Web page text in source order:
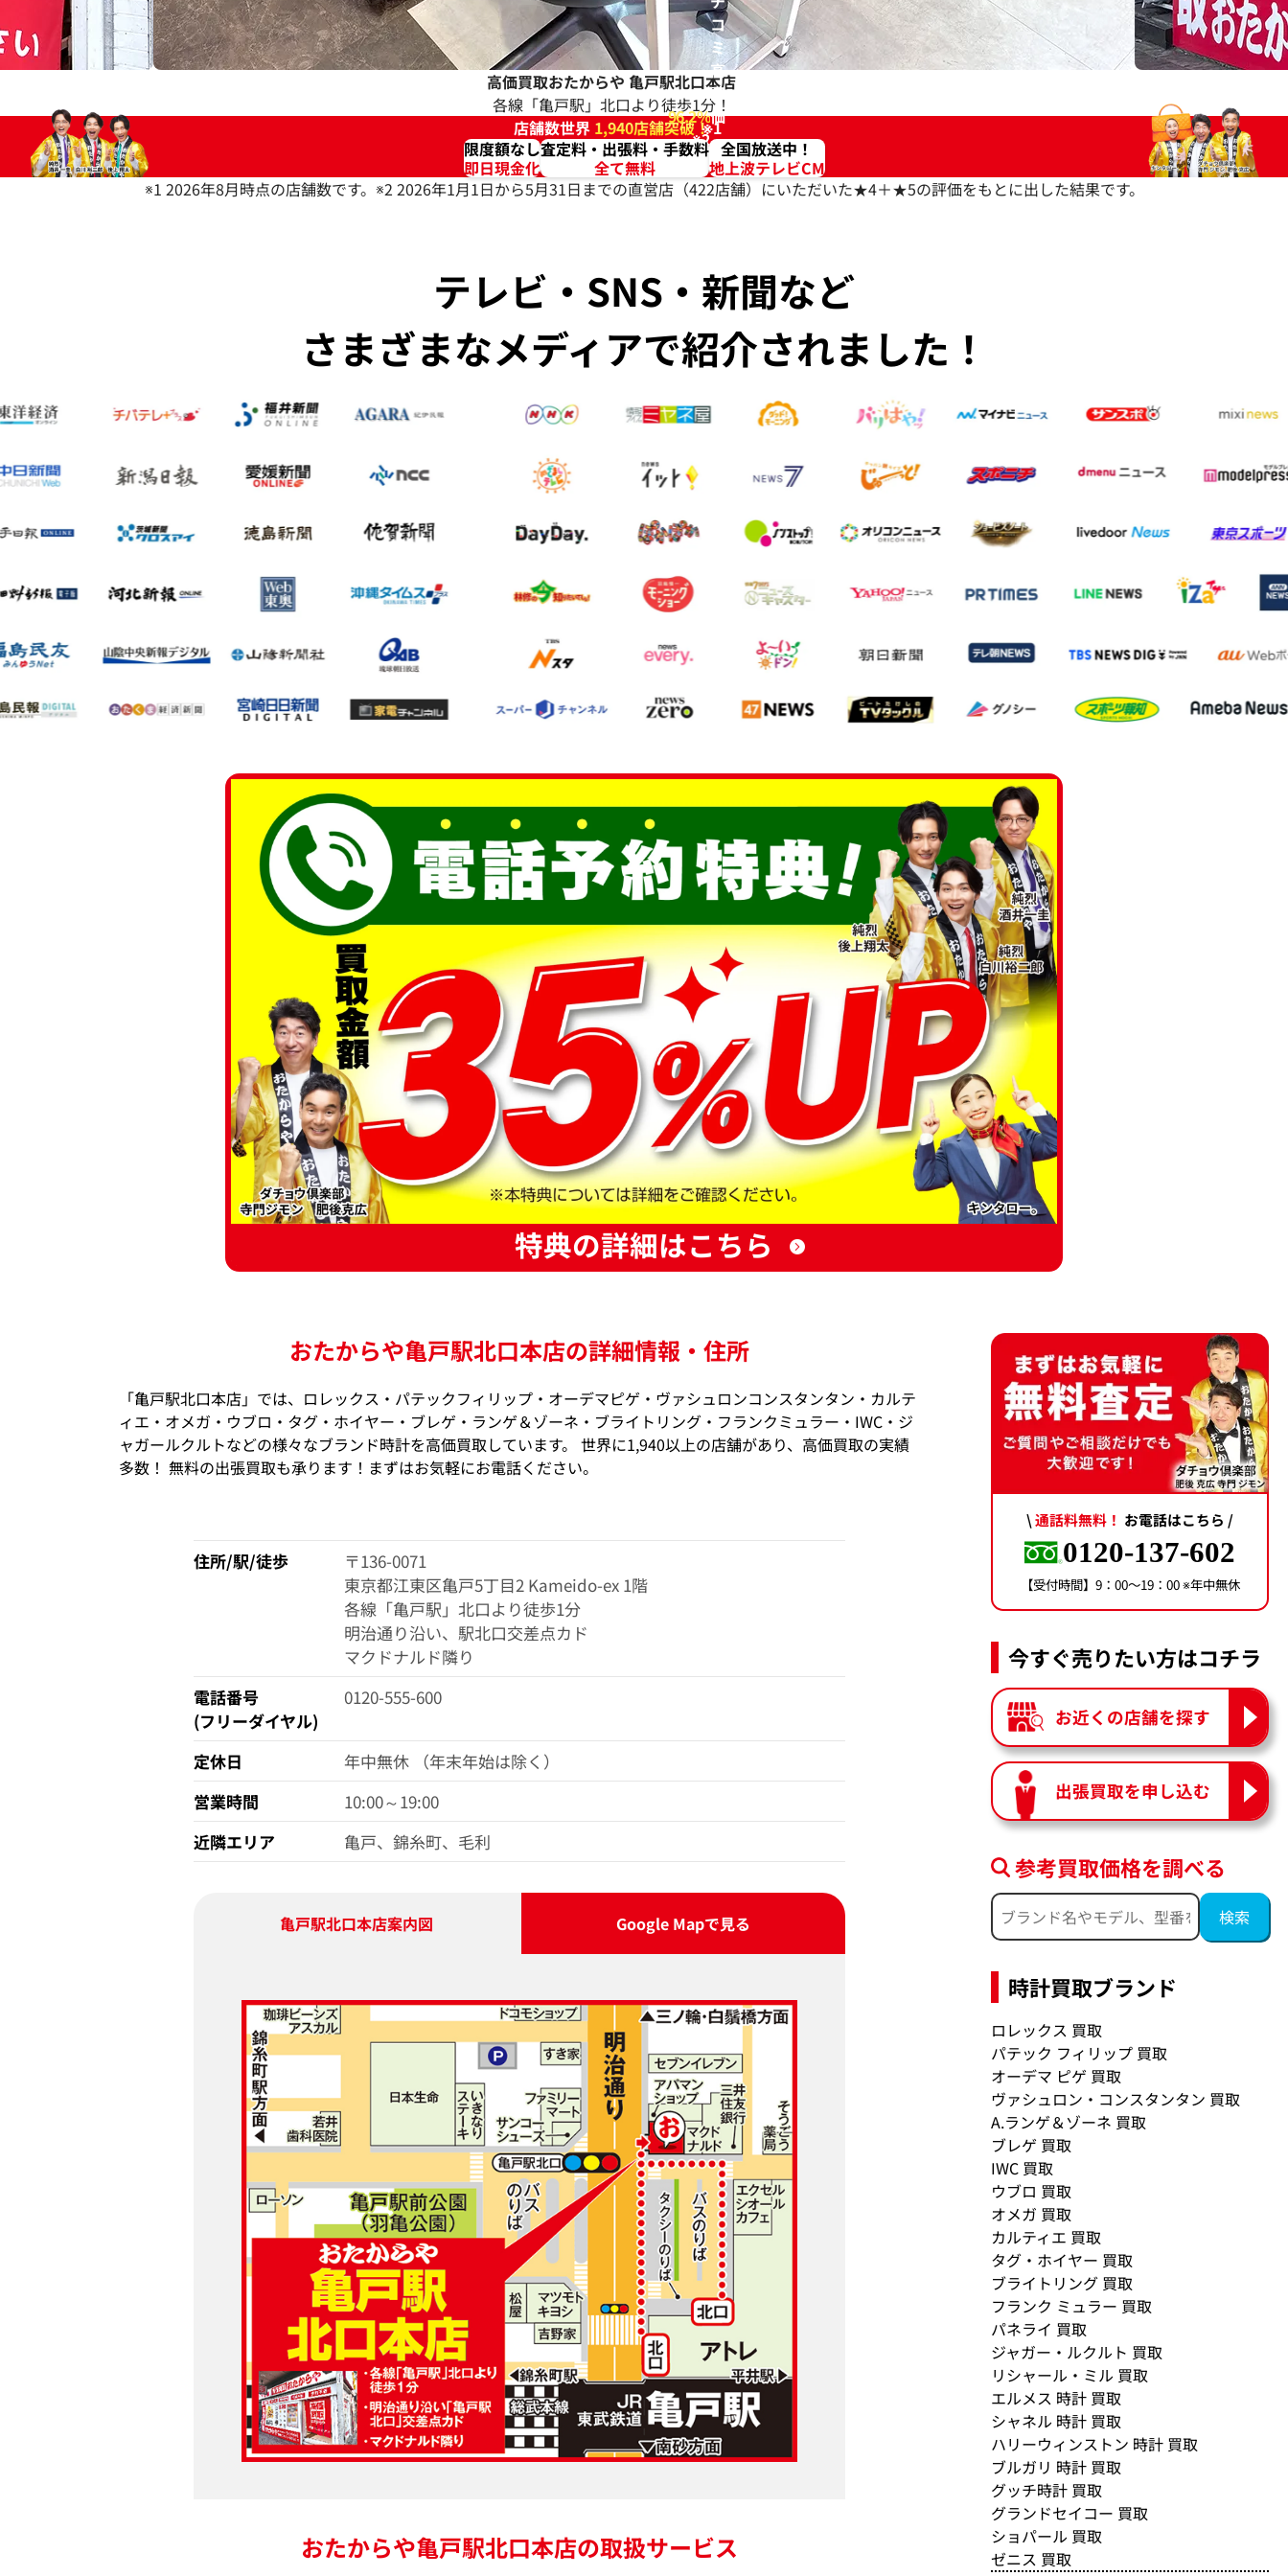
高価買取おたからや 亀戸駅北口本店
各線「亀戸駅」北口より徒歩1分！
店舗数世界 1,940店舗突破！※1
コ
ミ
高
評
価
96.2%
※2
限度額なし
即日現金化
査定料・出張料・手数料
全て無料
全国放送中！
地上波テレビCM
※1 2026年8月時点の店舗数です。 ※2 2026年1月1日から5月31日までの直営店（422店舗）にいただいた★4＋★5の評価をもとに出した結果です。
テレビ・SNS・新聞など
さまざまなメディアで紹介されました！
特典の詳細はこちら
おたからや亀戸駅北口本店の詳細情報・住所
「亀戸駅北口本店」では、ロレックス・パテックフィリップ・オーデマピゲ・ヴァシュロンコンスタンタン・カルテ
ィエ・オメガ・ウブロ・タグ・ホイヤー・ブレゲ・ランゲ＆ゾーネ・ブライトリング・フランクミュラー・IWC・ジ
ャガールクルトなどの様々なブランド時計を高価買取しています。 世界に1,940以上の店舗があり、高価買取の実績
多数！ 無料の出張買取も承ります！まずはお気軽にお電話ください。
住所/駅/徒歩
〒136-0071
東京都江東区亀戸5丁目2 Kameido-ex 1階
各線「亀戸駅」北口より徒歩1分
明治通り沿い、駅北口交差点カド
マクドナルド隣り
電話番号
(フリーダイヤル)
0120-555-600
定休日
年中無休 （年末年始は除く）
営業時間
10:00～19:00
近隣エリア
亀戸、錦糸町、毛利
亀戸駅北口本店案内図 Google Mapで見る
おたからや亀戸駅北口本店の取扱サービス
\通話料無料！ お電話はこちら /
0120-137-602
【受付時間】9：00〜19：00 ※年中無休
今すぐ売りたい方はコチラ
お近くの店舗を探す
出張買取を申し込む
参考買取価格を調べる
時計買取ブランド
ロレックス 買取
パテック フィリップ 買取
オーデマ ピゲ 買取
ヴァシュロン・コンスタンタン 買取
A.ランゲ＆ゾーネ 買取
ブレゲ 買取
IWC 買取
ウブロ 買取
オメガ 買取
カルティエ 買取
タグ・ホイヤー 買取
ブライトリング 買取
フランク ミュラー 買取
パネライ 買取
ジャガー・ルクルト 買取
リシャール・ミル 買取
エルメス 時計 買取
シャネル 時計 買取
ハリーウィンストン 時計 買取
ブルガリ 時計 買取
グッチ時計 買取
グランドセイコー 買取
ショパール 買取
ゼニス 買取